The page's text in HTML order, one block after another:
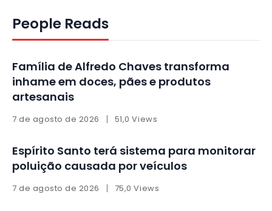
People Reads
Família de Alfredo Chaves transforma
inhame em doces, pães e produtos
artesanais
7 de agosto de 2026 51,0 Views
Espírito Santo terá sistema para monitorar
poluição causada por veículos
7 de agosto de 2026 75,0 Views